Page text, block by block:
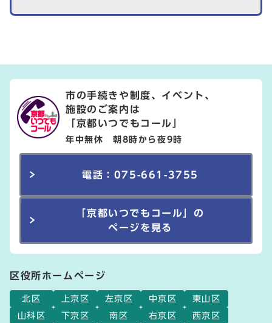
市の手続きや制度、イベント、
施設のご案内は
「京都いつでもコール」
年中無休 朝8時から夜9時
電話：075-661-3755
「京都いつでもコール」の
ページを見る
区役所ホームページ
北区 上京区 左京区 中京区
東山区
山科区
下京区 南区 右京区
西京区